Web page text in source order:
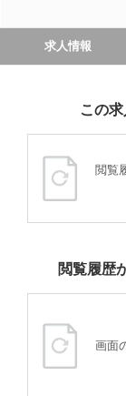
求人情報
この
閲覧
閲覧履歴
画面